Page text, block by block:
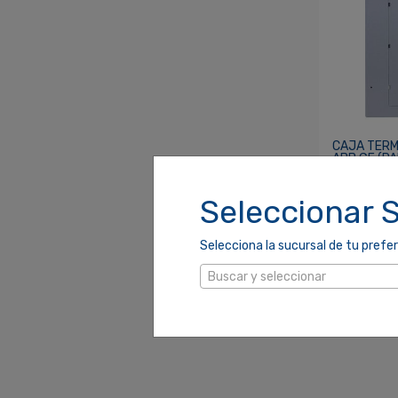
Seleccionar
Selecciona la sucursal de tu
Buscar y seleccionar
CAJA
ABB GE
$179.00